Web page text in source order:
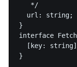
   */
  url: string;
}
interface
[key:
}